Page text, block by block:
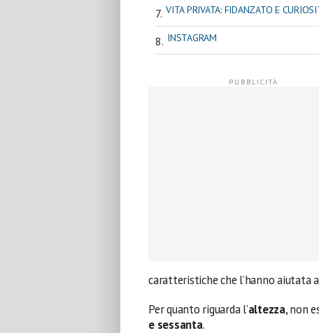
VITA PRIVATA: FIDANZATO E
INSTAGRAM
caratteristiche che l’hanno aiutata
Per quanto riguarda l’altezza, non
e sessanta.